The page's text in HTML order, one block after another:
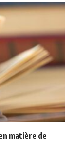
matière de